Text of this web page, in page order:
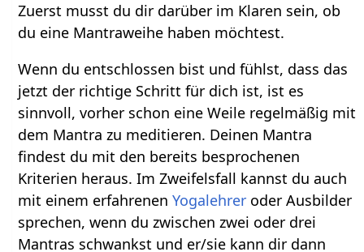
Zuerst musst du dir darüber im Klaren sein, ob
du eine Mantraweihe haben möchtest.
Wenn du entschlossen bist und fühlst, dass das
jetzt der richtige Schritt für dich ist, ist es
sinnvoll, vorher schon eine Weile regelmäßig mit
dem Mantra zu meditieren. Deinen Mantra
findest du mit den bereits besprochenen
Kriterien heraus. Im Zweifelsfall kannst du auch
mit einem erfahrenenYogalehrer oder Ausbilder
sprechen, wenn du zwischen zwei oder drei
Mantras schwankst und er/sie kann dir dann